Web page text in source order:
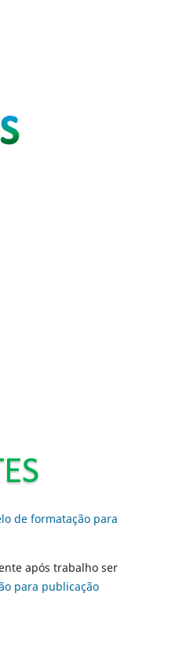
de formatação para
após trabalho ser
para publicação